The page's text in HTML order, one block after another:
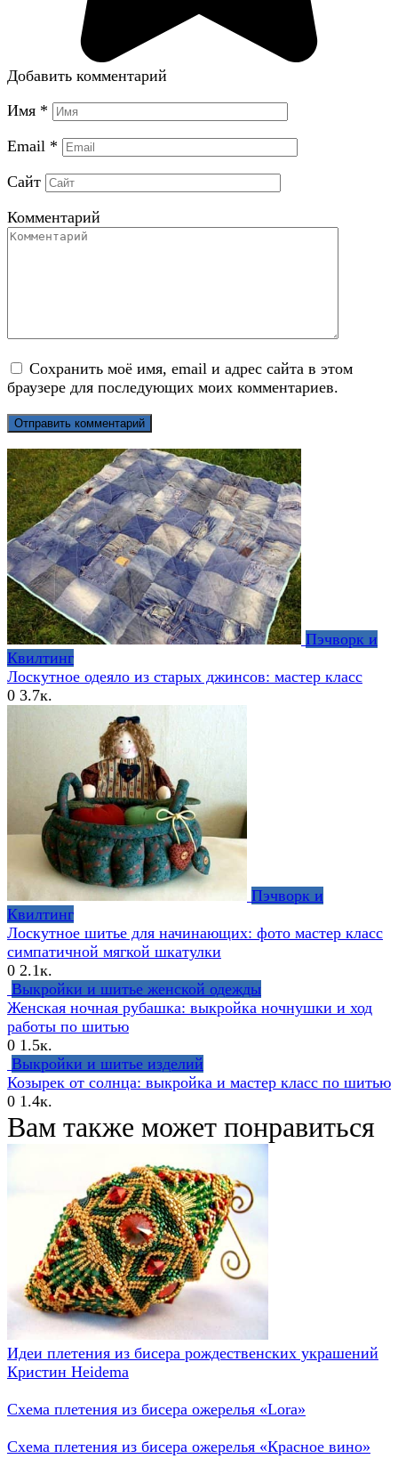
Добавить комментарий
Имя *
Email *
Сайт
Комментарий
Сохранить моё имя, email и адрес сайта в этом
браузере для последующих моих комментариев.
Пэчворк и
Квилтинг
Лоскутное одеяло из старых джинсов: мастер класс
0 3.7к.
Пэчворк и
Квилтинг
Лоскутное шитье для начинающих: фото мастер класс
симпатичной мягкой шкатулки
0 2.1к.
Выкройки и шитье женской одежды
Женская ночная рубашка: выкройка ночнушки и ход
работы по шитью
0 1.5к.
Выкройки и шитье изделий
Козырек от солнца: выкройка и мастер класс по шитью
0 1.4к.
Вам также может понравиться
Идеи плетения из бисера рождественских украшений
Кристин Heidema
Схема плетения из бисера ожерелья «Lora»
Схема плетения из бисера ожерелья «Красное вино»